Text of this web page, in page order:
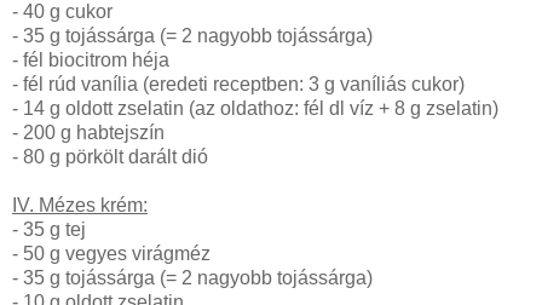
- 40 g cukor
- 35 g tojássárga (= 2 nagyobb tojássárga)
- fél biocitrom héja
- fél rúd vanília (eredeti receptben: 3 g vaníliás cukor)
- 14 g oldott zselatin (az oldathoz: fél dl víz + 8 g zselatin)
- 200 g habtejszín
- 80 g pörkölt darált dió
IV. Mézes krém:
- 35 g tej
- 50 g vegyes virágméz
- 35 g tojássárga (= 2 nagyobb tojássárga)